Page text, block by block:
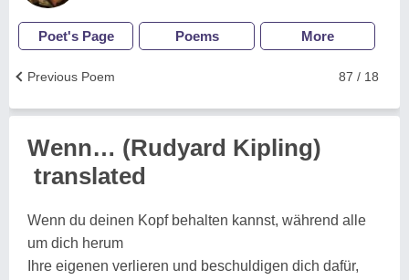
Poet's Page Poems More
87 / 18
Previous Poem
Wenn… (Rudyard Kipling)
translated
Wenn du deinen Kopf behalten kannst, während alle
um dich herum
Ihre eigenen verlieren und beschuldigen dich dafür,